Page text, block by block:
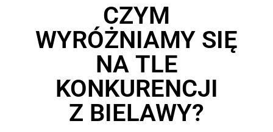
CZYM
WYRÓŻNIAMY SIĘ
NA TLE
KONKURENCJI
Z BIELAWY?